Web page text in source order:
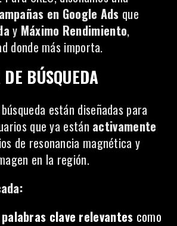
en Google Ads que
y Máximo Rendimiento,
donde más importa.
BÚSQUEDA
están diseñadas para
que ya están activamente
de resonancia magnética y
en la región.
palabras clave relevantes como